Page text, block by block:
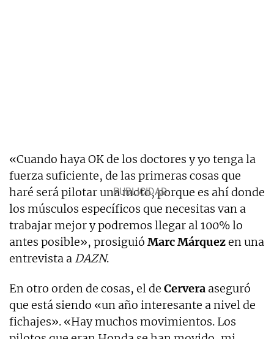
«Cuando haya OK de los doctores y yo tenga la
fuerza suficiente, de las primeras cosas que
haré será pilotar una moto, porque es ahí donde
los músculos específicos que necesitas van a
trabajar mejor y podremos llegar al 100% lo
antes posible», prosiguió Marc Márquezen una
entrevista a DAZN.
En otro orden de cosas, el de Cervera aseguró
que está siendo «un año interesante a nivel de
fichajes». «Hay muchos movimientos. Los